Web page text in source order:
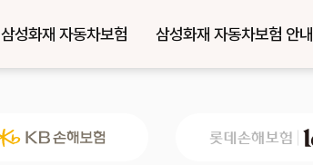
삼성화재 자동차보험 삼성화재 자동차보험 안내